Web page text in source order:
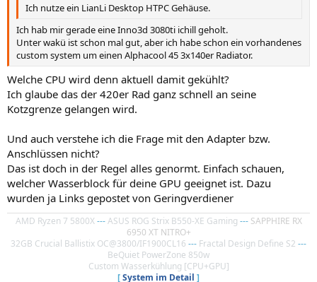
Ich nutze ein LianLi Desktop HTPC Gehäuse.
Ich hab mir gerade eine Inno3d 3080ti ichill geholt.
Unter wakü ist schon mal gut, aber ich habe schon ein vorhandenes
custom system um einen Alphacool 45 3x140er Radiator.
Welche CPU wird denn aktuell damit gekühlt?
Ich glaube das der 420er Rad ganz schnell an seine
Kotzgrenze gelangen wird.
Und auch verstehe ich die Frage mit den Adapter bzw.
Anschlüssen nicht?
Das ist doch in der Regel alles genormt. Einfach schauen,
welcher Wasserblock für deine GPU geeignet ist. Dazu
wurden ja Links gepostet von Geringverdiener
AMD Ryzen 7 5800X --- ASUS ROG Strix B550-XE Gaming --- SAPPHIRE RX
6950 XT NITRO+
32GB Crucial Ballistix OC@3800/IF1900CL16 --- Fractal Design Define S2 ---
BeQuiet PowerZone 850w
Custom Wasserkühlung [CPU+GPU]
[System im Detail ]